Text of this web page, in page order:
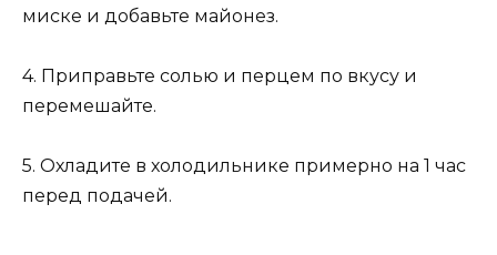
миске и добавьте майонез.
4. Приправьте солью и перцем по вкусу и
перемешайте.
5. Охладите в холодильнике примерно на 1 час
перед подачей.